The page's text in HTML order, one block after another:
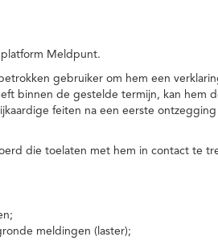
Meldpunt.
gebruiker om hem een
binnen de gestelde termijn, kan hem
feiten na een eerste
die toelaten met hem in contact te
meldingen (laster);